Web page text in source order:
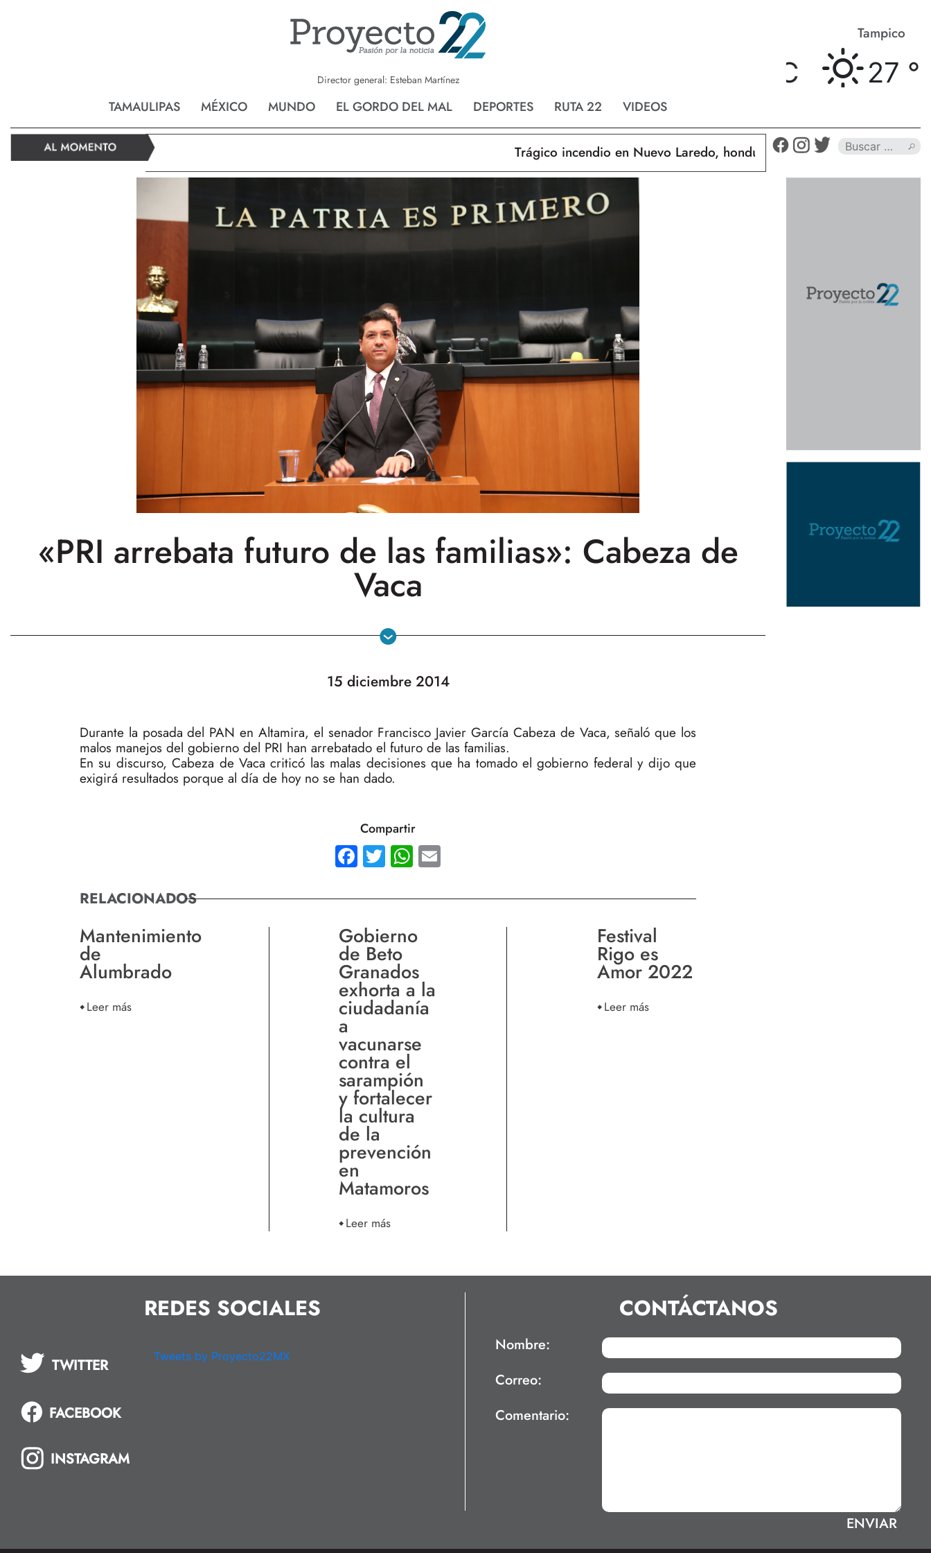
Director general: Esteban Martínez
TAMAULIPAS MÉXICO MUNDO EL GORDO DEL MAL DEPORTES RUTA 22 VIDEOS
Reynosa Nvo. Laredo Tampico
27 °C
Trágico incendio en Nuevo Laredo, hondureño muere calcinado
«PRI arrebata futuro de las familias»: Cabeza de
Vaca
15 diciembre 2014
Durante la posada del PAN en Altamira, el senador Francisco Javier García Cabeza de Vaca, señaló que los
malos manejos del gobierno del PRI han arrebatado el futuro de las familias.
En su discurso, Cabeza de Vaca criticó las malas decisiones que ha tomado el gobierno federal y dijo que
exigirá resultados porque al día de hoy no se han dado.
Compartir
Facebook
TwitterWhatsApp
RELACIONADOS
Mantenimiento
de
Alumbrado
Leer más
Gobierno
de Beto
Granados
exhorta a la
ciudadanía
a
vacunarse
contra el
sarampión
y fortalecer
la cultura
de la
prevención
en
Matamoros
Leer más
Festival
Rigo es
Amor 2022
Leer más
REDES SOCIALES
TWITTER
FACEBOOK
INSTAGRAM
Tweets by Proyecto22MX
CONTÁCTANOS
Nombre:
Correo:
Comentario: